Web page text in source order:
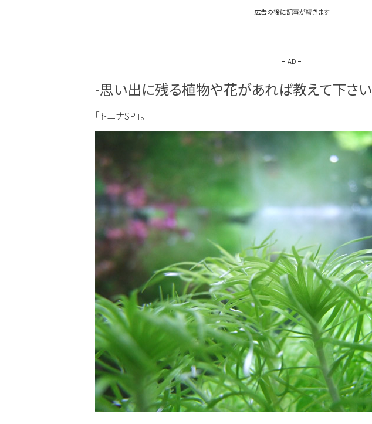
広告の後に記事が続きます
AD
-思い出に残る植物や花があれば教えて下さい
「トニナSP」。